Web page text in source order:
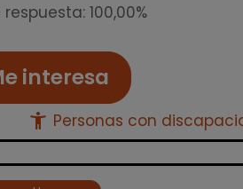
respuesta: 100,00%
interesa
accessibility_new Personas con